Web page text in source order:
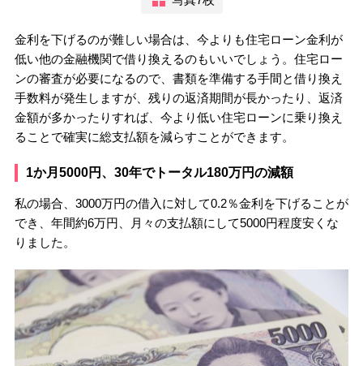
金利を下げるのが難しい場合は、今よりも住宅ローン金利が
低い他の金融機関で借り換えるのもいいでしょう。住宅ロー
ンの審査が必要になるので、書類を準備する手間と借り換え
手数料が発生しますが、残りの返済期間が長かったり、返済
金額が多かったりすれば、今より低い住宅ローンに乗り換え
ることで確実に総支払額を減らすことができます。
1か月5000円、30年でトータル180万円の減額
私の場合、3000万円の借入に対して0.2％金利を下げることが
でき、年間約6万円、月々の支払額にして5000円程度安くな
りました。